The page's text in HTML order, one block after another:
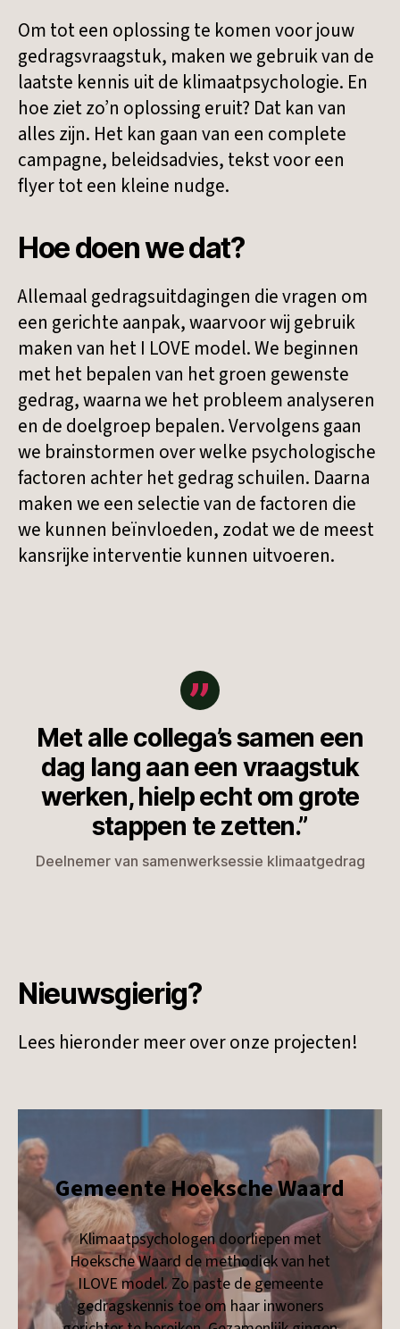
Om tot een oplossing te komen voor jouw
gedragsvraagstuk, maken we gebruik van de
laatste kennis uit de klimaatpsychologie. En
hoe ziet zo’n oplossing eruit? Dat kan van
alles zijn. Het kan gaan van een complete
campagne, beleidsadvies, tekst voor een
flyer tot een kleine nudge.
Hoe doen we dat?
Allemaal gedragsuitdagingen die vragen om
een gerichte aanpak, waarvoor wij gebruik
maken van het I LOVE model. We beginnen
met het bepalen van het groen gewenste
gedrag, waarna we het probleem analyseren
en de doelgroep bepalen. Vervolgens gaan
we brainstormen over welke psychologische
factoren achter het gedrag schuilen. Daarna
maken we een selectie van de factoren die
we kunnen beïnvloeden, zodat we de meest
kansrijke interventie kunnen uitvoeren.
Met alle collega’s samen een
dag lang aan een vraagstuk
werken, hielp echt om grote
stappen te zetten.”
Deelnemer van samenwerksessie klimaatgedrag
Nieuwsgierig?
Lees hieronder meer over onze projecten!
Gemeente Hoeksche Waard
Klimaatpsychologen doorliepen met
Hoeksche Waard de methodiek van het
ILOVE model. Zo paste de gemeente
gedragskennis toe om haar inwoners